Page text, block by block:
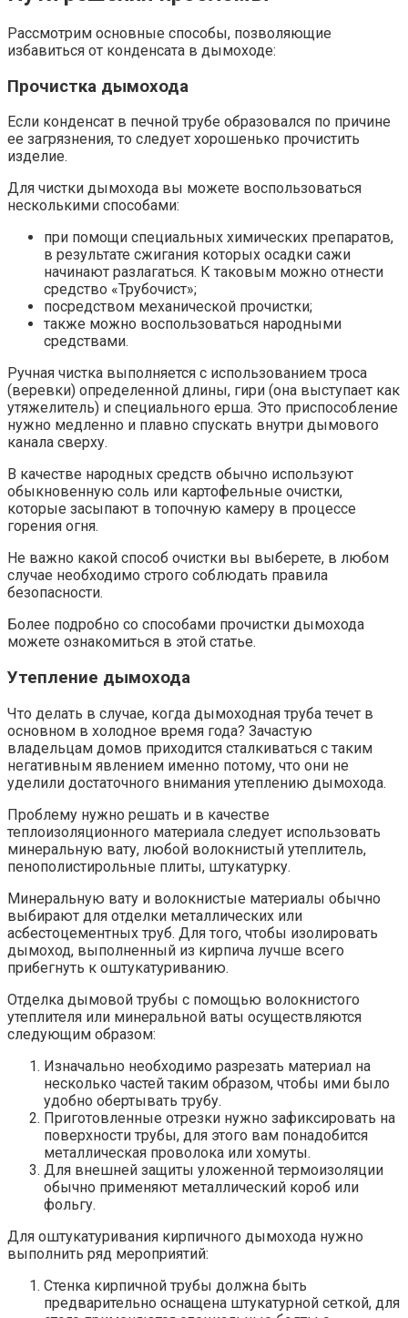
Рассмотрим основные способы, позволяющие
избавиться от конденсата в дымоходе:
Прочистка дымохода
Если конденсат в печной трубе образовался по причине
ее загрязнения, то следует хорошенько прочистить
изделие.
Для чистки дымохода вы можете воспользоваться
несколькими способами:
при помощи специальных химических препаратов,
в результате сжигания которых осадки сажи
начинают разлагаться. К таковым можно отнести
средство «Трубочист»;
посредством механической прочистки;
также можно воспользоваться народными
средствами.
Ручная чистка выполняется с использованием троса
(веревки) определенной длины, гири (она выступает как
утяжелитель) и специального ерша. Это приспособление
нужно медленно и плавно спускать внутри дымового
канала сверху.
В качестве народных средств обычно используют
обыкновенную соль или картофельные очистки,
которые засыпают в топочную камеру в процессе
горения огня.
Не важно какой способ очистки вы выберете, в любом
случае необходимо строго соблюдать правила
безопасности.
Более подробно со способами прочистки дымохода
можете ознакомиться в этой статье.
Утепление дымохода
Что делать в случае, когда дымоходная труба течет в
основном в холодное время года? Зачастую
владельцам домов приходится сталкиваться с таким
негативным явлением именно потому, что они не
уделили достаточного внимания утеплению дымохода.
Проблему нужно решать и в качестве
теплоизоляционного материала следует использовать
минеральную вату, любой волокнистый утеплитель,
пенополистирольные плиты, штукатурку.
Минеральную вату и волокнистые материалы обычно
выбирают для отделки металлических или
асбестоцементных труб. Для того, чтобы изолировать
дымоход, выполненный из кирпича лучше всего
прибегнуть к оштукатуриванию.
Отделка дымовой трубы с помощью волокнистого
утеплителя или минеральной ваты осуществляются
следующим образом:
Изначально необходимо разрезать материал на
несколько частей таким образом, чтобы ими было
удобно обертывать трубу.
Приготовленные отрезки нужно зафиксировать на
поверхности трубы, для этого вам понадобится
металлическая проволока или хомуты.
Для внешней защиты уложенной термоизоляции
обычно применяют металлический короб или
фольгу.
Для оштукатуривания кирпичного дымохода нужно
выполнить ряд мероприятий:
Стенка кирпичной трубы должна быть
предварительно оснащена штукатурной сеткой, для